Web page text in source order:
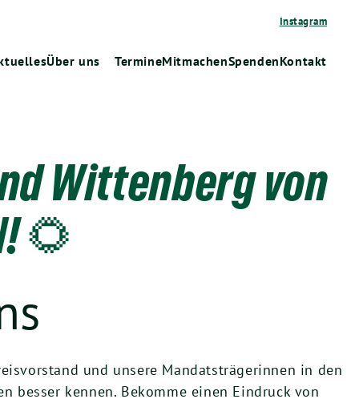
Instagram
Über uns TermineMitmachenSpendenKontakt
Wittenberg von
🌻
und unsere Mandatsträgerinnen in den
besser kennen. Bekomme einen Eindruck von